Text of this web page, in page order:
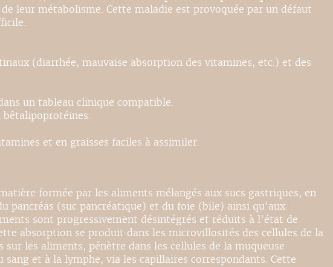
leur métabolisme. Cette maladie est provoquée par un défaut
(diarrhée, mauvaise absorption des vitamines, etc.) et des
un tableau clinique compatible.
bêtalipoprotéines.
et en graisses faciles à assimiler.
formée par les aliments mélangés aux sucs gastriques, en
pancréas (suc pancréatique) et du foie (bile) ainsi qu'aux
sont progressivement désintégrés et réduits à l'état de
absorption se produit dans les microvillosités des cellules de la
les aliments, pénètre dans les cellules de la muqueuse
et à la lymphe, via les capillaires correspondants. Cette